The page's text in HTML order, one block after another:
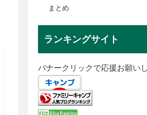
まとめ
ランキングサイト
バナークリックで応援お願いし